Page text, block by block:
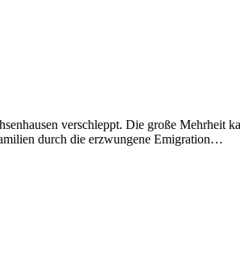
verschleppt. Die große Mehrheit
durch die erzwungene Emigration…